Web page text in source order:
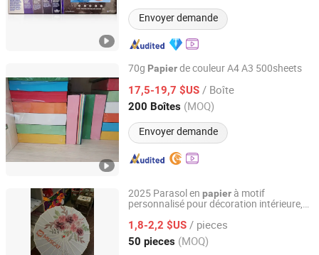
Envoyer demande
70g Papierde couleur A4 A3 500sheets
17,5-19,7 $US / Boîte
200 Boîtes (MOQ)
Envoyer demande
Qingdao Newxinker International Trade Co., Ltd.
Shandong, China Depuis 2021
2025 Parasol en papier à motif
personnalisé pour décoration intérieure,
1,8-2,2 $US / pieces
50 pieces (MOQ)
Changsha Qingyulan Homeware Co., Ltd.
Hunan, China Depuis 2022